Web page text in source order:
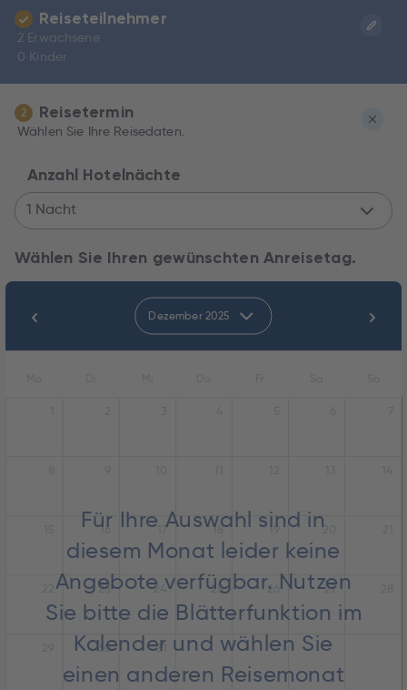
Reiseteilnehmer
2 Erwachsene
0 Kinder
2 Reisetermin
Wählen Sie Ihre Reisedaten.
Anzahl Hotelnächte
1 Nacht
Wählen Sie Ihren gewünschten Anreisetag.
Dezember 2025
Für Ihre Auswahl sind in
diesem Monat leider keine
Angebote verfügbar. Nutzen
Sie bitte die Blätterfunktion im
Kalender und wählen Sie
einen anderen Reisemonat
16 17 18 19 20
23 24 25 26 27
30 31